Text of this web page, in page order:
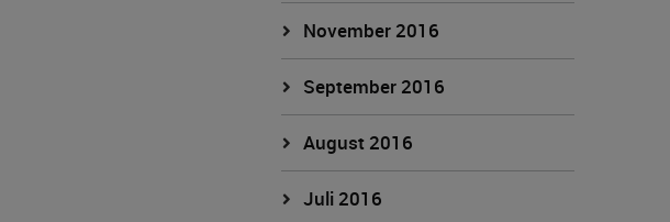
November 2016
September 2016
August 2016
Juli 2016